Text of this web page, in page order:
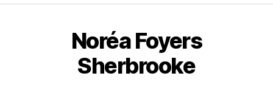
Noréa Foyers
Sherbrooke